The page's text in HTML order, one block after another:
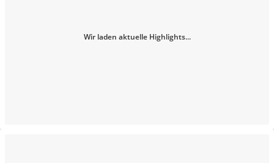
Wir laden aktuelle Highlights...